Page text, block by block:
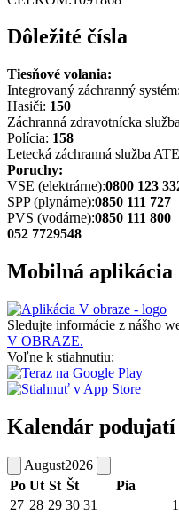
Dôležité čísla
Tiesňové volania:
Integrovaný záchranný systém:
Hasiči: 150
Záchranná zdravotnícka
Polícia: 158
Letecká záchranná služba
Poruchy:
VSE (elektrárne):0800 123
SPP (plynárne):0850 111 727
PVS (vodárne):0850 111 800
052 7729548
Mobilná aplikácia
Sledujte informácie z nášho
V OBRAZE.
Voľne k stiahnutiu:
Kalendár podujatí
August2026
Po Ut St Št Pia
27 28 29 30 31 1